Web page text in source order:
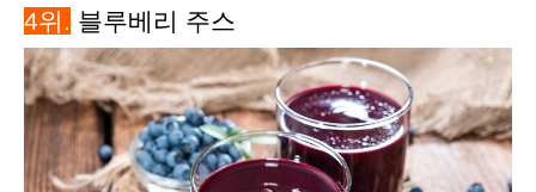
4위. 블루베리 주스